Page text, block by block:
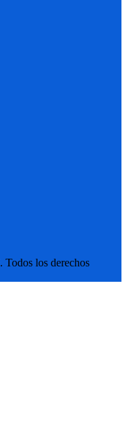
los derechos